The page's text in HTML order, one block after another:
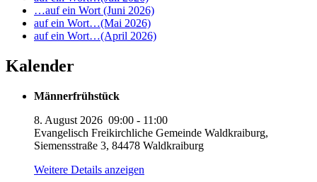
…auf ein Wort (Juni 2026)
auf ein Wort…(Mai 2026)
auf ein Wort…(April 2026)
Kalender
Männerfrühstück
8. August 2026 09:00 - 11:00
Evangelisch Freikirchliche Gemeinde Waldkraiburg,
Siemensstraße 3, 84478 Waldkraiburg
Weitere Details anzeigen